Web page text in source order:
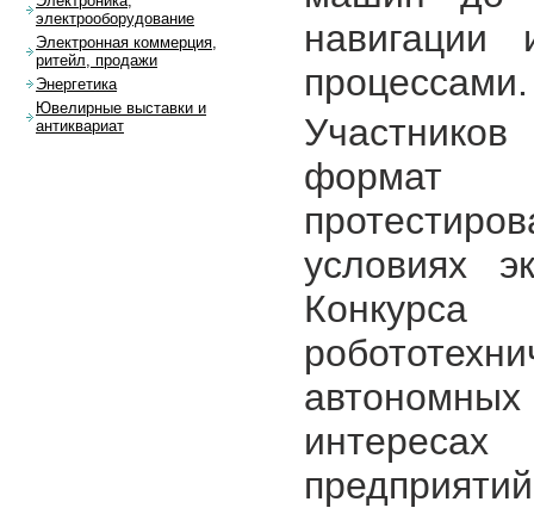
навигации
процессами.
формат
условиях
электрооборудование
Электронная коммерция,
ритейл, продажи
Энергетика
Ювелирные выставки и
антиквариат